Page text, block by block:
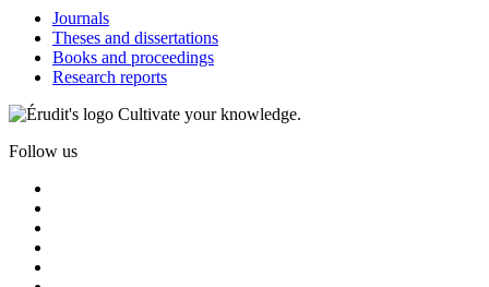
Journals
Theses and dissertations
Books and proceedings
Research reports
Cultivate your knowledge.
Follow us